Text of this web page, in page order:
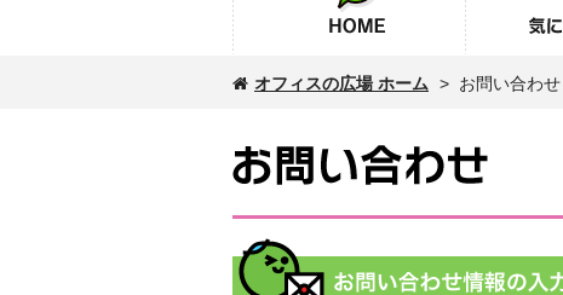
オフィスの広場 ホーム > お問い合わせ